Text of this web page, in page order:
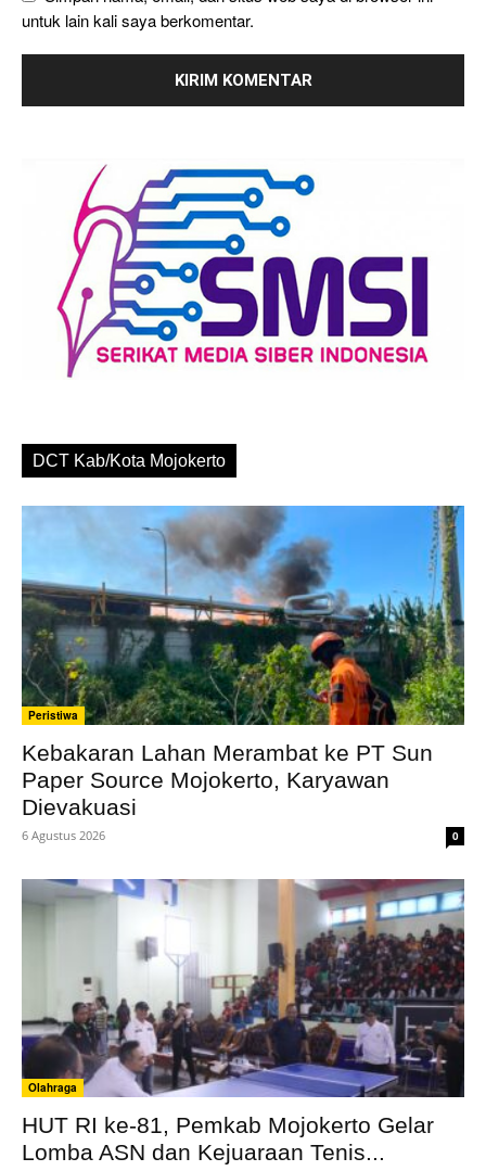
untuk lain kali saya berkomentar.
DCT Kab/Kota Mojokerto
Peristiwa
Kebakaran Lahan Merambat ke PT Sun
Paper Source Mojokerto, Karyawan
Dievakuasi
6 Agustus 2026 0
Olahraga
HUT RI ke-81, Pemkab Mojokerto Gelar
Lomba ASN dan Kejuaraan Tenis...